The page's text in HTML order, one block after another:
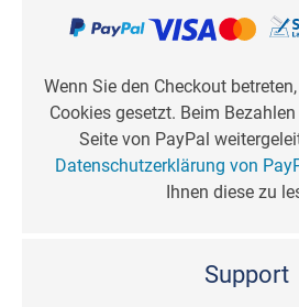
Wenn Sie den Checkout
Cookies gesetzt. Beim
Seite von PayPal
Datenschutzerklärung von
Ihnen diese zu
Support